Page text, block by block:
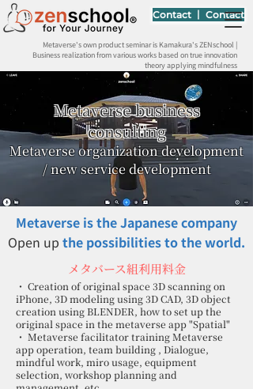
Contact 丨 Contact
Metaverse's own product seminar is Kamakura's ZENschool |
Business realization from various works based on true innovation
theory applying mindfulness
Metaverse business
consulting
Metaverse organization development
/ new service development
Metaverse is the Japanese company
Open up the possibilities to theworld.
メタバース組利用料金
・ Creation of original space 3D scanning on
iPhone, 3D modeling using 3D CAD, 3D object
creation using BLENDER, how to set up the
original space in the metaverse app "Spatial"
・ Metaverse facilitator training Metaverse
app operation, team building , Dialogue,
mindful work, miro usage, equipment
selection, workshop planning and